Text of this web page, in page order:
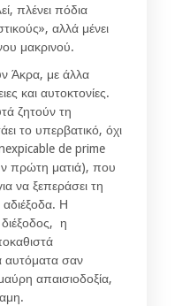
πλένει πόδια
αλλά μένει
μακρινού.
Άκρα, με άλλα
και αυτοκτονίες.
ζητούν τη
το υπερβατικό, όχι
de prime
πρώτη ματιά), που
να ξεπεράσει τη
Η
η
αυτόματα σαν
απαισιοδοξία,